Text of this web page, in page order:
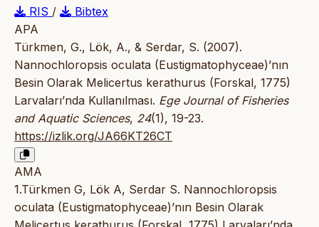
RIS /
Bibtex
APA
Türkmen, G., Lök, A., & Serdar, S. (2007).
Nannochloropsis oculata (Eustigmatophyceae)’nın
Besin Olarak Melicertus kerathurus (Forskal, 1775)
Larvaları’nda Kullanılması. Ege Journal of Fisheries
and Aquatic Sciences, 24(1), 19-23.
https://izlik.org/JA66KT26CT
AMA
1.Türkmen G, Lök A, Serdar S. Nannochloropsis
oculata (Eustigmatophyceae)’nın Besin Olarak